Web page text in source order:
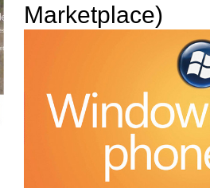
Marketplace)